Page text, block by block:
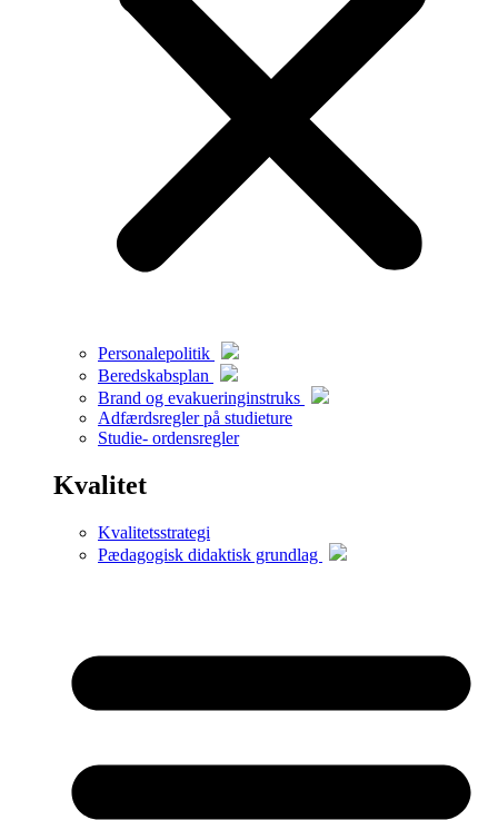
Personalepolitik
Beredskabsplan
Brand og evakueringinstruks
Adfærdsregler på studieture
Studie- ordensregler
Kvalitet
Kvalitetsstrategi
Pædagogisk didaktisk grundlag